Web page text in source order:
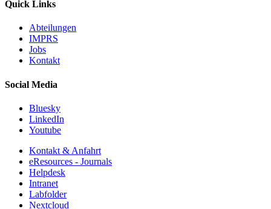
Quick Links
Abteilungen
IMPRS
Jobs
Kontakt
Social Media
Bluesky
LinkedIn
Youtube
Kontakt & Anfahrt
eResources - Journals
Helpdesk
Intranet
Labfolder
Nextcloud